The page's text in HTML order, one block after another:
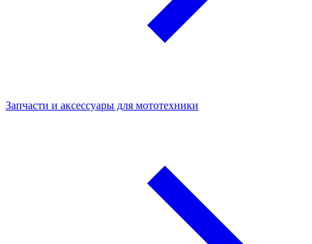
Запчасти и аксессуары для мототехники